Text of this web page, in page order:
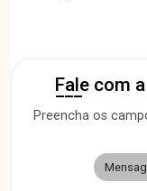
Fale com
Preencha os